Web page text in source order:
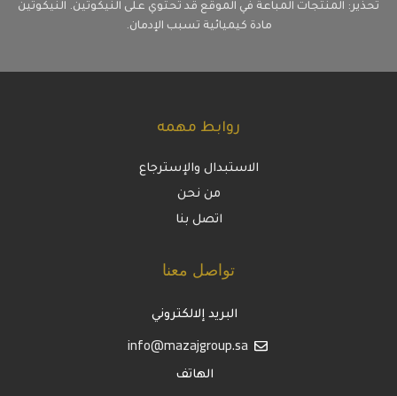
تحذير: المنتجات المباعة في الموقع قد تحتوي على النيكوتين. النيكوتين
مادة كيميائية تسبب الإدمان.
روابط مهمه
الاستبدال والإسترجاع
من نحن
اتصل بنا
تواصل معنا
البريد إلالكتروني
info@mazajgroup.sa
الهاتف